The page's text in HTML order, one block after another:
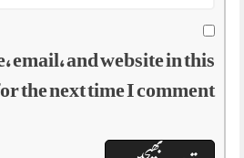
email, and website in this
the next time I comment.